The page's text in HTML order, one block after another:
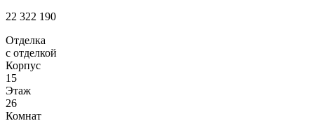
22 322 190
Отделка
с отделкой
Корпус
15
Этаж
26
Комнат